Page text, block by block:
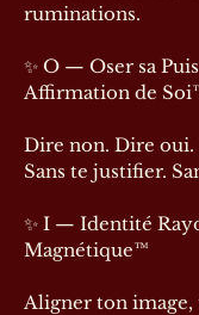
ruminations.
✨ O — Oser sa
Affirmation de
Dire non. Dire oui.
Sans te justifier.
✨ I — Identité
Magnétique™
Aligner ton image,